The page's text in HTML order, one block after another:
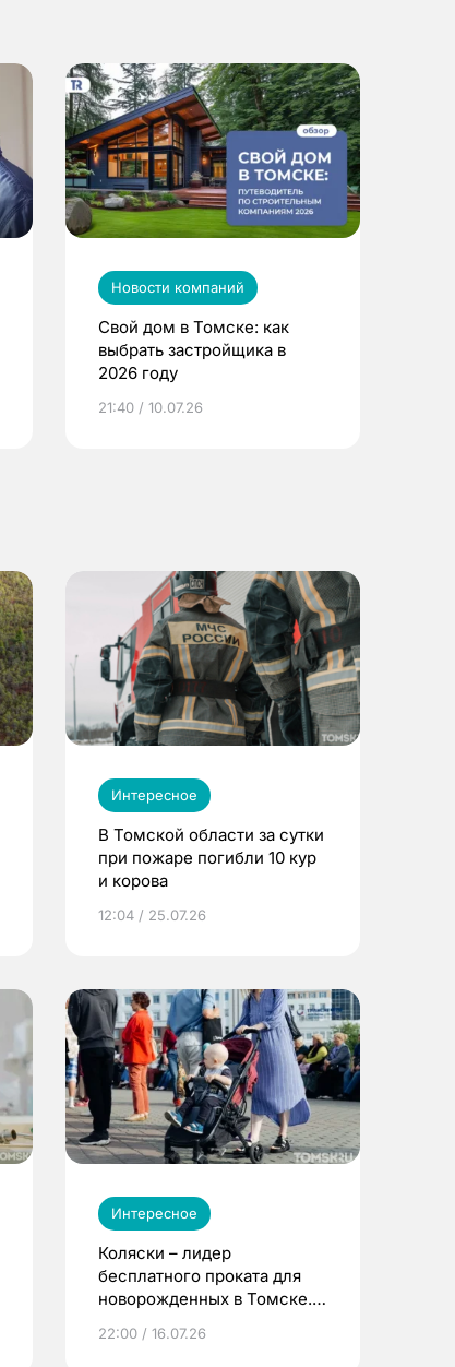
Новости компаний
Свой дом в Томске: как
выбрать застройщика в
2026 году
21:40 / 10.07.26
Интересное
В Томской области за сутки
при пожаре погибли 10 кур
и корова
12:04 / 25.07.26
Интересное
Коляски – лидер
бесплатного проката для
новорожденных в Томске.
22:00 / 16.07.26